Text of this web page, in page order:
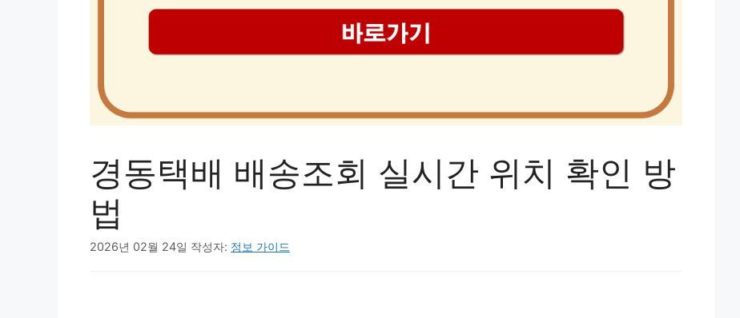
경동택배 배송조회 실시간 위치 확인 방
법
2026년 02월 24일 작성자: 정보 가이드